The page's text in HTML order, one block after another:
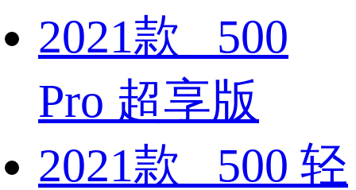
2021款 500
Pro 超享版
2021款 500 轻